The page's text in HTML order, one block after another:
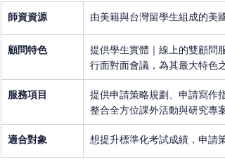
師資資源 由美籍與台灣留學生組成的美
顧問特色
提供學生實體｜線上的雙顧問
行面對面會議，為其最大特色之
服務項目
提供申請策略規劃、申請寫作
整合全方位課外活動與研究專
適合對象 想提升標準化考試成績，申請